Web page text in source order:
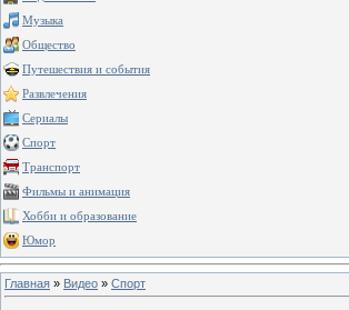
Музыка
Общество
Путешествия и события
Развлечения
Сериалы
Спорт
Транспорт
Фильмы и анимация
Хобби и образование
Юмор
Главная » Видео » Спорт